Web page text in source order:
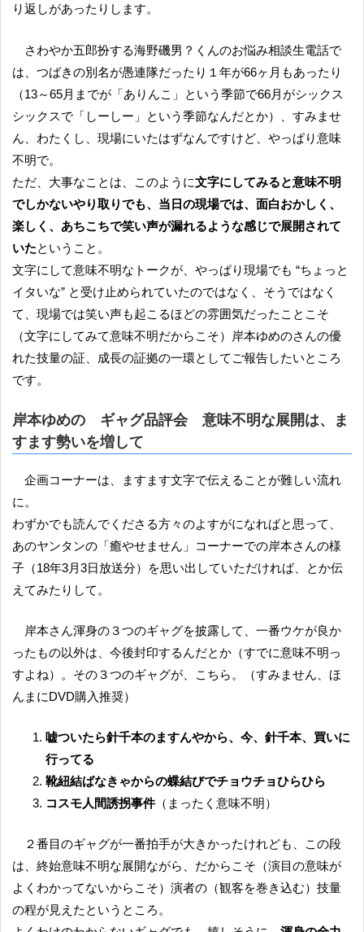
り返しがあったりします。
さわやか五郎扮する海野磯男？くんのお悩み相談生電話で
は、つばきの別名が愚連隊だったり１年が66ヶ月もあったり
（13～65月までが「ありんこ」という季節で66月がシックス
シックスで「しーしー」という季節なんだとか）、すみませ
ん、わたくし、現場にいたはずなんですけど、やっぱり意味
不明で。
ただ、大事なことは、このように文字にしてみると意味不明
でしかないやり取りでも、当日の現場では、面白おかしく、
楽しく、あちこちで笑い声が漏れるような感じで展開されて
いたということ。
文字にして意味不明なトークが、やっぱり現場でも “ちょっと
イタいな” と受け止められていたのではなく、そうではなく
て、現場では笑い声も起こるほどの雰囲気だったことこそ
（文字にしてみて意味不明だからこそ）岸本ゆめのさんの優
れた技量の証、成長の証拠の一環としてご報告したいところ
です。
岸本ゆめの ギャグ品評会 意味不明な展開は、ま
すます勢いを増して
企画コーナーは、ますます文字で伝えることが難しい流れ
に。
わずかでも読んでくださる方々のよすがになればと思って、
あのヤンタンの「癒やせません」コーナーでの岸本さんの様
子（18年3月3日放送分）を思い出していただければ、とか伝
えてみたりして。
岸本さん渾身の３つのギャグを披露して、一番ウケが良か
ったもの以外は、今後封印するんだとか（すでに意味不明っ
すよね）。その３つのギャグが、こちら。（すみません、ほ
んまにDVD購入推奨）
嘘ついたら針千本のますんやから、今、針千本、買いに
行ってる
靴紐結ばなきゃからの蝶結びでチョウチョひらひら
コスモ人間誘拐事件（まったく意味不明）
２番目のギャグが一番拍手が大きかったけれども、この段
は、終始意味不明な展開ながら、だからこそ（演目の意味が
よくわかってないからこそ）演者の（観客を巻き込む）技量
の程が見えたというところ。